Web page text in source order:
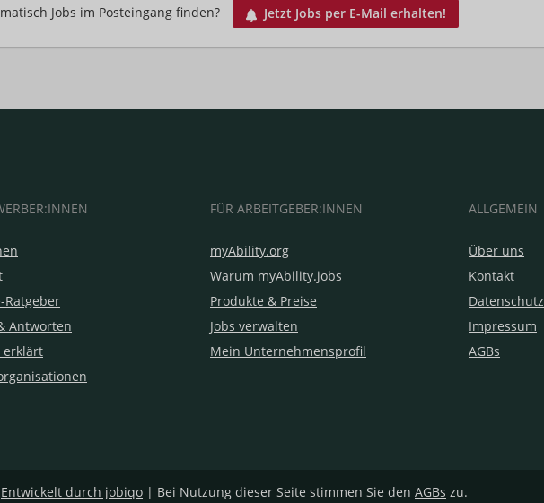
Jobs im Posteingang finden? Jetzt Jobs per E-Mail erhalten!
Ratgeber
Antworten
erklärt
FÜR ARBEITGEBER:INNEN
myAbility.org
Warum myAbility.jobs
Produkte & Preise
Jobs verwalten
Mein Unternehmensprofil
ALLGEMEIN
Über uns
Kontakt
Datenschutz
Impressum
AGBs
Entwickelt durch jobiqo | Bei Nutzung dieser Seite stimmen Sie den AGBs zu.